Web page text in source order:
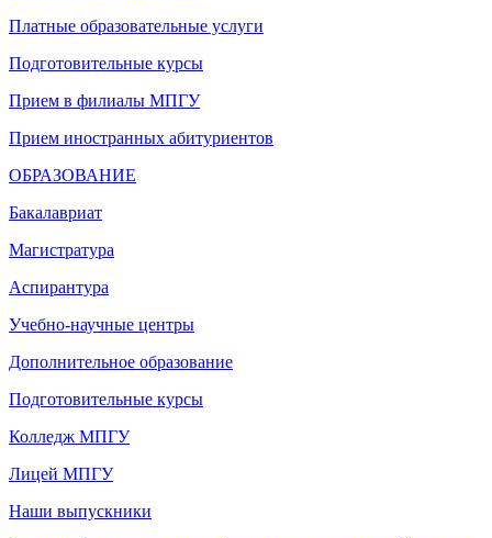
Платные образовательные услуги
Подготовительные курсы
Прием в филиалы МПГУ
Прием иностранных абитуриентов
ОБРАЗОВАНИЕ
Бакалавриат
Магистратура
Аспирантура
Учебно-научные центры
Дополнительное образование
Подготовительные курсы
Колледж МПГУ
Лицей МПГУ
Наши выпускники